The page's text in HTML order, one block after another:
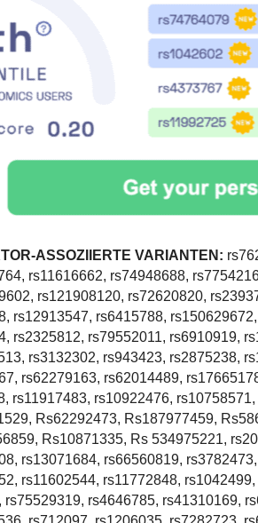
ASSOZIIERTE VARIANTEN:
rs11616662, rs74948688,
rs121908120, rs72620820,
rs12913547, rs6415788,
rs2325812, rs79552011, rs6910919,
rs3132302, rs943423, rs2875238,
rs62279163, rs62014489,
rs11917483, rs10922476,
Rs62292473, Rs187977459,
Rs10871335, Rs 534975221,
rs13071684, rs66560819,
rs11602544, rs11772848,
rs75529319, rs4646785, rs41310169,